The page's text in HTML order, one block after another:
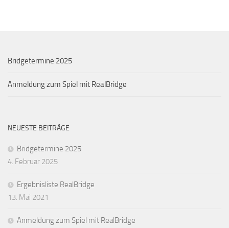
Bridgetermine 2025
Anmeldung zum Spiel mit RealBridge
NEUESTE BEITRÄGE
Bridgetermine 2025
4. Februar 2025
Ergebnisliste RealBridge
13. Mai 2021
Anmeldung zum Spiel mit RealBridge